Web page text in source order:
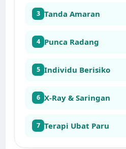
3 Tanda Amaran
4 Punca Radang
5 Individu Berisiko
6 X-Ray & Saringan
7 Terapi Ubat Paru